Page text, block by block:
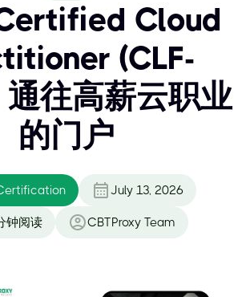
Cloud
(CLF-
往高薪云职业
的门户
July 13, 2026
钟阅读 CBTProxy Team